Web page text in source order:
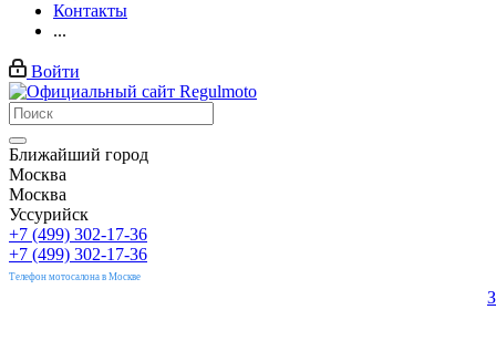
Контакты
...
Войти
Ближайший город
Москва
Москва
Уссурийск
+7 (499) 302-17-36
+7 (499) 302-17-36
Телефон мотосалона в Москве